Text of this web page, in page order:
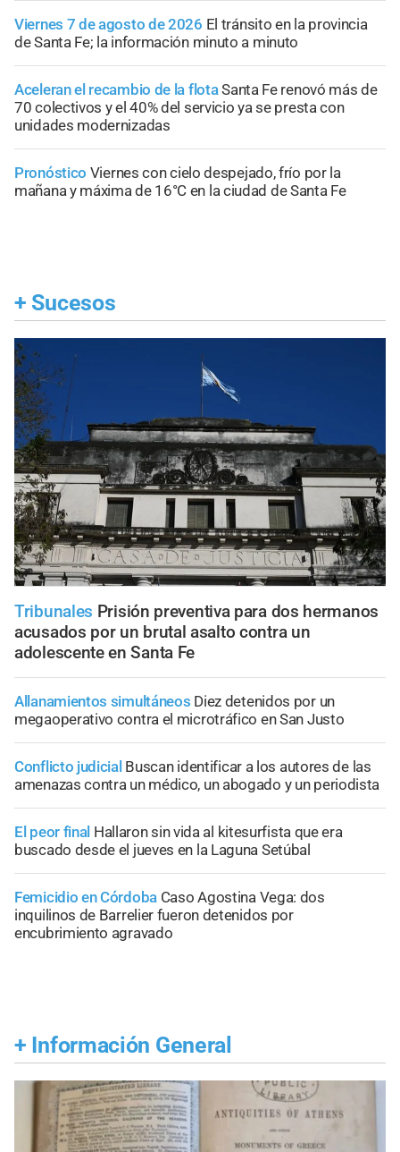
Viernes 7 de agosto de 2026 El tránsito en la provincia
de Santa Fe; la información minuto a minuto
Aceleran el recambio de la flotaSanta Fe renovó más de
70 colectivos y el 40% del servicio ya se presta con
unidades modernizadas
Pronóstico Viernes con cielo despejado, frío por la
mañana y máxima de 16°C en la ciudad de Santa Fe
+ Sucesos
Tribunales Prisión preventiva para dos hermanos
acusados por un brutal asalto contra un
adolescente en Santa Fe
Allanamientos simultáneos Diez detenidos por un
megaoperativo contra el microtráfico en San Justo
Conflicto judicial Buscan identificar a los autores de las
amenazas contra un médico, un abogado y un periodista
El peor final Hallaron sin vida al kitesurfista que era
buscado desde el jueves en la Laguna Setúbal
Femicidio en Córdoba Caso Agostina Vega: dos
inquilinos de Barrelier fueron detenidos por
encubrimiento agravado
+ Información General